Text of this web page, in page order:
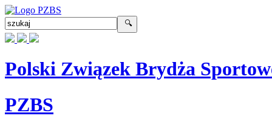
Polski Związek Brydża
PZBS